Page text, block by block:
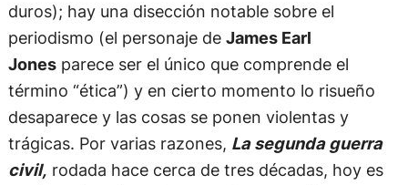
duros); hay una disección notable sobre el
periodismo (el personaje de James Earl
Jonesparece ser el único que comprende el
término “ética”) y en cierto momento lo risueño
desaparece y las cosas se ponen violentas y
trágicas. Por varias razones, La segunda guerra
civil, rodada hace cerca de tres décadas, hoy es